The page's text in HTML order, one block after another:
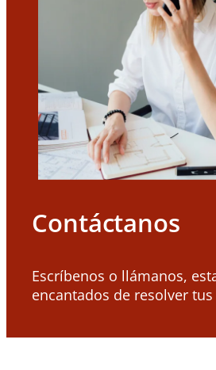
Contáctanos
Escríbenos o llámanos,
encantados de resolver